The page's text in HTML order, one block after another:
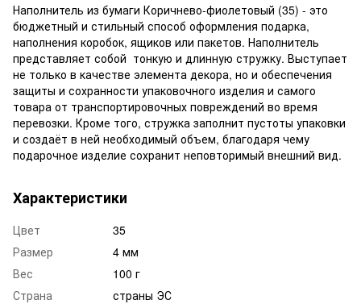
Наполнитель из бумаги Коричнево-фиолетовый (35) - это
бюджетный и стильный способ оформления подарка,
наполнения коробок, ящиков или пакетов. Наполнитель
представляет собой тонкую и длинную стружку. Выступает
не только в качестве элемента декора, но и обеспечения
защиты и сохранности упаковочного изделия и самого
товара от транспортировочных повреждений во время
перевозки. Кроме того, стружка заполнит пустоты упаковки
и создаёт в ней необходимый объем, благодаря чему
подарочное изделие сохранит неповторимый внешний вид.
Характеристики
Цвет
35
Размер
4 мм
Вес
100 г
Страна
страны ЭС